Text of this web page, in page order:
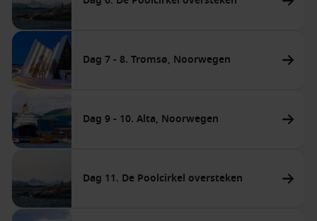
Dag 7 - 8. Tromsø, Noorwegen
Dag 9 - 10. Alta, Noorwegen
Dag 11. De Poolcirkel oversteken